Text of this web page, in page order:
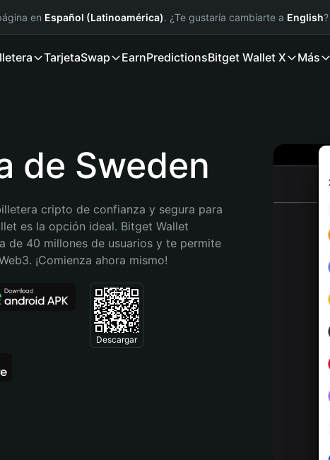
en Español (Latinoamérica). ¿Te gustaría cambiarte a English?
TarjetaSwap EarnPredictionsBitget Wallet X Más
de Sweden
cripto de confianza y segura para
es la opción ideal. Bitget Wallet
de 40 millones de usuarios y te permite
¡Comienza ahora mismo!
Descargar